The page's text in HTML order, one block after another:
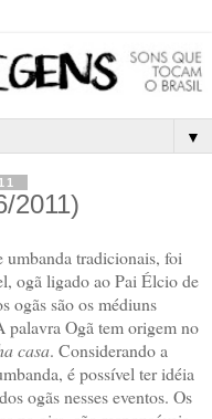
▼
2011)
umbanda tradicionais, foi
ogã ligado ao Pai Élcio de
ogãs são os médiuns
palavra Ogã tem origem no
casa. Considerando a
é possível ter idéia
ogãs nesses eventos. Os